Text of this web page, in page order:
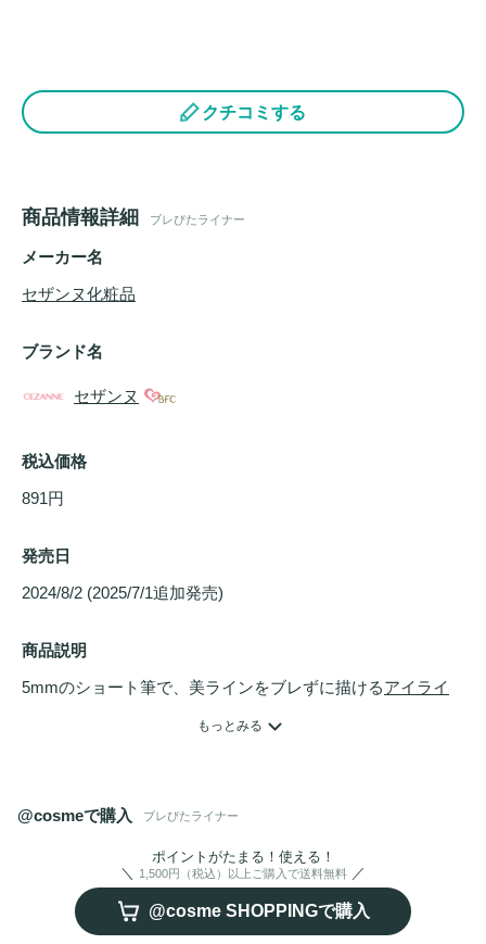
クチコミする
商品情報詳細 ブレぴたライナー
メーカー名
セザンヌ化粧品
ブランド名
セザンヌ
税込価格
891円
発売日
2024/8/2 (2025/7/1追加発売)
商品説明
5mmのショート筆で、美ラインをブレずに描けるアイライ
もっとみる
@cosmeで購入 ブレぴたライナー
ポイントがたまる！使える！
1,500円（税込）以上ご購入で送料無料
@cosme SHOPPINGで購入